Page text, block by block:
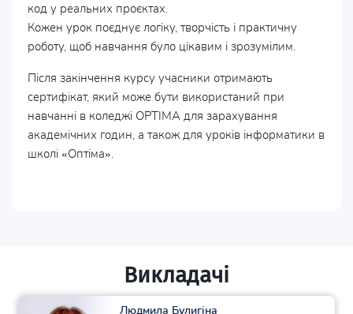
код у реальних проєктах.
Кожен урок поєднує логіку, творчість і практичну
роботу, щоб навчання було цікавим і зрозумілим.
Після закінчення курсу учасники отримають
сертифікат, який може бути використаний при
навчанні в коледжі OPTIMA для зарахування
академічних годин, а також для уроків інформатики в
школі «Оптіма».
Викладачі
Людмила Булигіна